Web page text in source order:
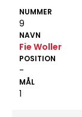
NUMMER
9
NAVN
Fie Woller
POSITION
-
MÅL
1